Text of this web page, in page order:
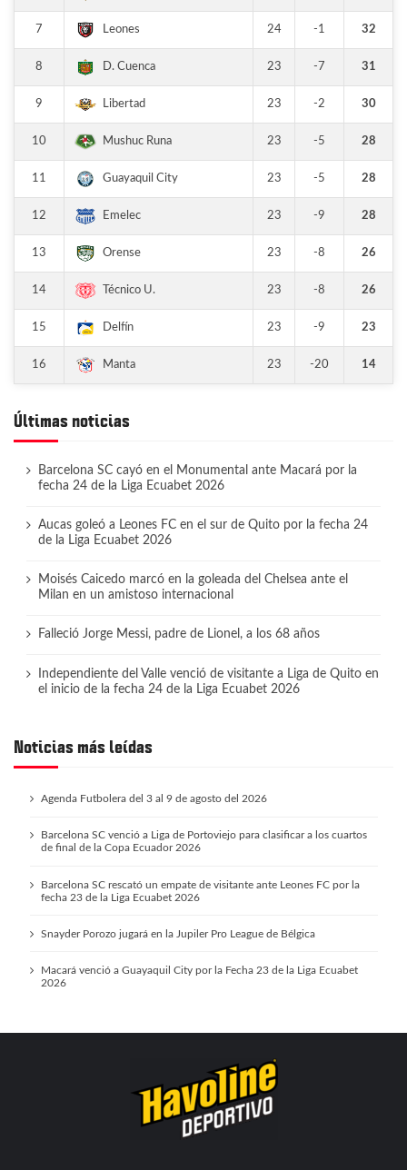
7 Leones 24 -1 32
8 D. Cuenca 23 -7 31
9 Libertad 23 -2 30
10 Mushuc Runa 23 -5 28
11 Guayaquil City 23 -5 28
12 Emelec 23 -9 28
13 Orense 23 -8 26
14 Técnico U. 23 -8 26
15 Delfín 23 -9 23
16 Manta 23 -20 14
Últimas noticias
Barcelona SC cayó en el Monumental ante Macará por la
fecha 24 de la Liga Ecuabet 2026
Aucas goleó a Leones FC en el sur de Quito por la fecha 24
de la Liga Ecuabet 2026
Moisés Caicedo marcó en la goleada del Chelsea ante el
Milan en un amistoso internacional
Falleció Jorge Messi, padre de Lionel, a los 68 años
Independiente del Valle venció de visitante a Liga de Quito en
el inicio de la fecha 24 de la Liga Ecuabet 2026
Noticias más leídas
Agenda Futbolera del 3 al 9 de agosto del 2026
Barcelona SC venció a Liga de Portoviejo para clasificar a los cuartos
de final de la Copa Ecuador 2026
Barcelona SC rescató un empate de visitante ante Leones FC por la
fecha 23 de la Liga Ecuabet 2026
Snayder Porozo jugará en la Jupiler Pro League de Bélgica
Macará venció a Guayaquil City por la Fecha 23 de la Liga Ecuabet
2026